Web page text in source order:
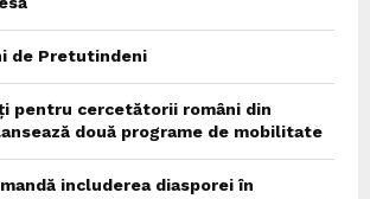
de Pretutindeni
pentru cercetătorii români din
două programe de mobilitate
includerea diasporei în